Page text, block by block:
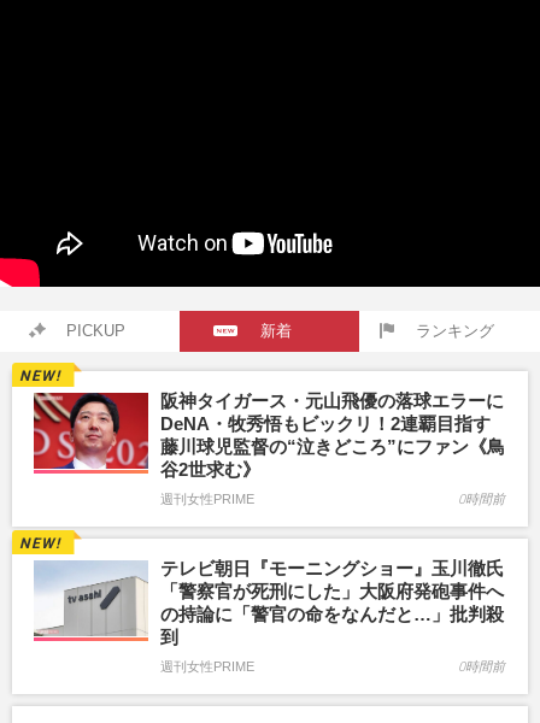
PICKUP 新着 ランキング
阪神タイガース・元山飛優の落球エラーに
DeNA・牧秀悟もビックリ！2連覇目指す
藤川球児監督の“泣きどころ”にファン《鳥
谷2世求む》
週刊女性PRIME 0時間前
テレビ朝日『モーニングショー』玉川徹氏
「警察官が死刑にした」大阪府発砲事件へ
の持論に「警官の命をなんだと…」批判殺
到
週刊女性PRIME 0時間前